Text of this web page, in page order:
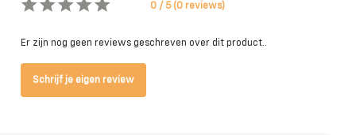
0 / 5 (0 reviews)
Er zijn nog geen reviews geschreven over dit product..
Schrijf je eigen review